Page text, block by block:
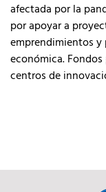
afectada por la
por apoyar a
emprendimientos y
económica.
centros de